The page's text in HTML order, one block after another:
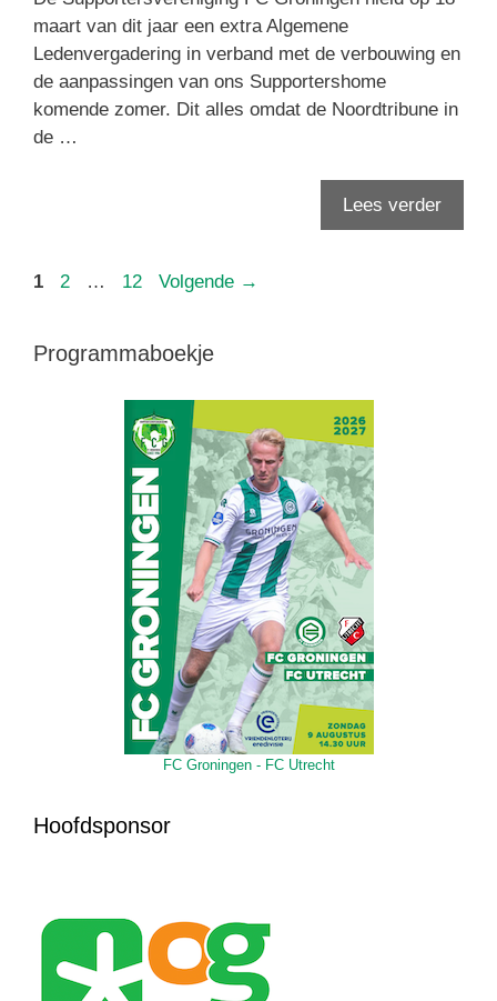
maart van dit jaar een extra Algemene
Ledenvergadering in verband met de verbouwing en
de aanpassingen van ons Supportershome
komende zomer. Dit alles omdat de Noordtribune in
de …
Lees verder
Pagina
1 Pagina
2 … Pagina
12 Volgende →
Programmaboekje
FC Groningen - FC Utrecht
Hoofdsponsor